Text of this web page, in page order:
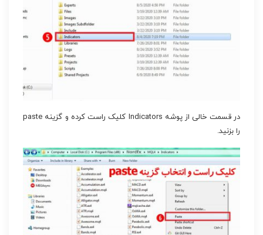
در قسمت خالی از پوشه Indicators کلیک راست کرده و گزینه paste
را بزنید.